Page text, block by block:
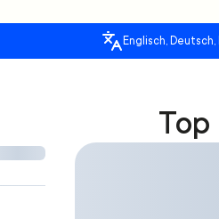
Englisch, Deutsch,